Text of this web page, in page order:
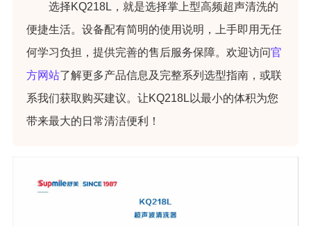
选择KQ218L，就是选择掌上型高频超声清洗的
便捷生活。设备配有简明的使用说明，上手即用无任
何学习负担，提供完善的售后服务保障。欢迎访问官
方网站了解更多产品信息及完整系列选型指南，或联
系我们获取购买建议。让KQ218L以最小的体积为您
带来最大的日常清洁便利！